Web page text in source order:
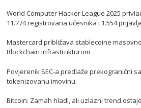
World Computer Hacker League 2025
11.774 registrovana učesnika i 1.554
Mastercard približava stablecoine
Blockchain infrastrukturom
Povjerenik SEC-a predlaže prekogranični
tokenizovanu imovinu.
Bitcoin: Zamah hladi, ali uzlazni trend